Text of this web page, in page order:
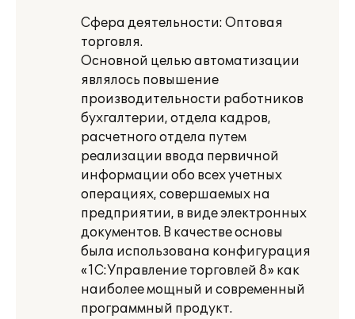
Сфера деятельности: Оптовая
торговля.
Основной целью автоматизации
являлось повышение
производительности работников
бухгалтерии, отдела кадров,
расчетного отдела путем
реализации ввода первичной
информации обо всех учетных
операциях, совершаемых на
предприятии, в виде электронных
документов. В качестве основы
была использована конфигурация
«1С:Управление торговлей 8» как
наиболее мощный и современный
программный продукт.